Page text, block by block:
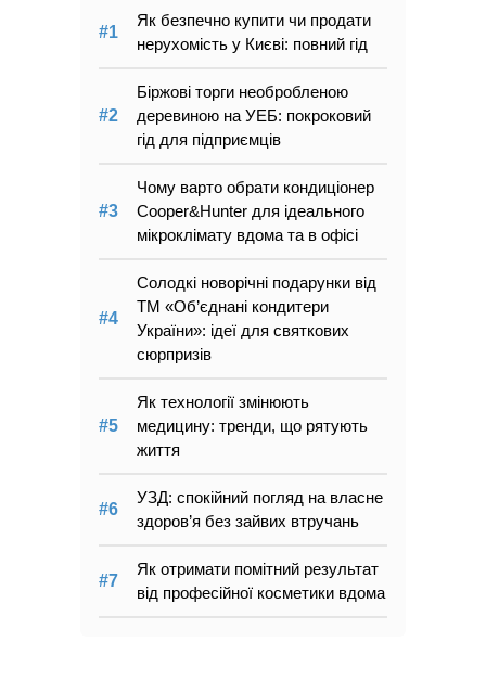
Як безпечно купити чи продати
нерухомість у Києві: повний гід
Біржові торги необробленою
деревиною на УЕБ: покроковий
гід для підприємців
Чому варто обрати кондиціонер
Cooper&Hunter для ідеального
мікроклімату вдома та в офісі
Солодкі новорічні подарунки від
ТМ «Об’єднані кондитери
України»: ідеї для святкових
сюрпризів
Як технології змінюють
медицину: тренди, що рятують
життя
УЗД: спокійний погляд на власне
здоров’я без зайвих втручань
Як отримати помітний результат
від професійної косметики вдома